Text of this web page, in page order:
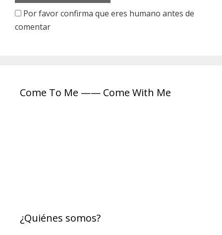
r
ó
n
Por favor confirma que eres humano antes de
comentar
Come To Me —— Come With Me
¿Quiénes somos?